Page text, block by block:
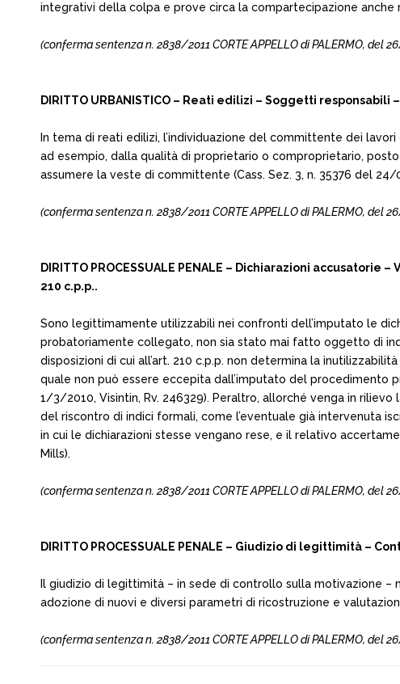
integrativi della colpa e prove circa la compartecipazione
(conferma sentenza n. 2838/2011 CORTE APPELLO di PALERMO, del
DIRITTO URBANISTICO – Reati edilizi – Soggetti responsabili
In tema di reati edilizi, l’individuazione del committente dei
ad esempio, dalla qualità di proprietario o comproprietario,
assumere la veste di committente (Cass. Sez. 3, n. 35376 del
(conferma sentenza n. 2838/2011 CORTE APPELLO di PALERMO, del
DIRITTO PROCESSUALE PENALE – Dichiarazioni
210 c.p.p..
Sono legittimamente utilizzabili nei confronti dell’imputato le
probatoriamente collegato, non sia stato mai fatto oggetto di
disposizioni di cui all’art. 210 c.p.p. non determina la
quale non può essere eccepita dall’imputato del procedimento
1/3/2010, Visintin, Rv. 246329). Peraltro, allorché venga in
del riscontro di indici formali, come l’eventuale già intervenuta
in cui le dichiarazioni stesse vengano rese, e il relativo
Mills).
(conferma sentenza n. 2838/2011 CORTE APPELLO di PALERMO, del
DIRITTO PROCESSUALE PENALE – Giudizio di legittimità
Il giudizio di legittimità – in sede di controllo sulla motivazione
adozione di nuovi e diversi parametri di ricostruzione e
(conferma sentenza n. 2838/2011 CORTE APPELLO di PALERMO, del